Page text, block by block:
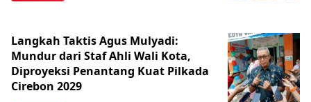
Langkah Taktis Agus Mulyadi:
Mundur dari Staf Ahli Wali Kota,
Diproyeksi Penantang Kuat Pilkada
Cirebon 2029